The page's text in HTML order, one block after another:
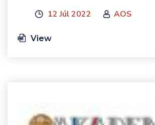
12 Júl 2022 AOS
View